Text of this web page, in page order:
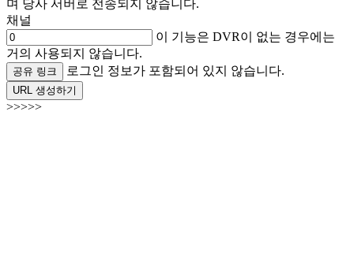
며 당사 서버로 전송되지 않습니다.
채널
이 기능은 DVR이 없는 경우에는
거의 사용되지 않습니다.
공유 링크 로그인 정보가 포함되어 있지 않습니다.
URL 생성하기
>>>>>